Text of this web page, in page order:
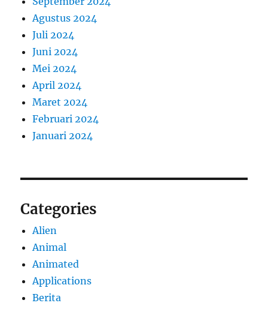
Agustus 2024
Juli 2024
Juni 2024
Mei 2024
April 2024
Maret 2024
Februari 2024
Januari 2024
Categories
Alien
Animal
Animated
Applications
Berita